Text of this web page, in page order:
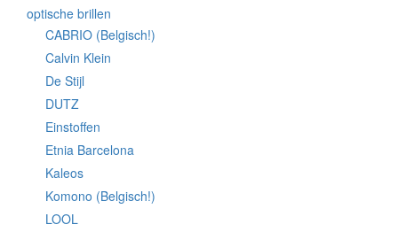
optische brillen
CABRIO (Belgisch!)
Calvin Klein
De Stijl
DUTZ
Einstoffen
Etnia Barcelona
Kaleos
Komono (Belgisch!)
LOOL